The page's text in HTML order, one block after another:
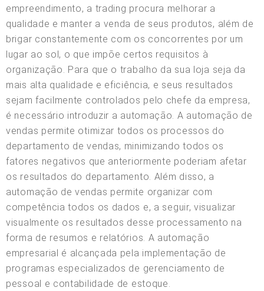
empreendimento, a trading procura melhorar a
qualidade e manter a venda de seus produtos, além de
brigar constantemente com os concorrentes por um
lugar ao sol, o que impõe certos requisitos à
organização. Para que o trabalho da sua loja seja da
mais alta qualidade e eficiência, e seus resultados
sejam facilmente controlados pelo chefe da empresa,
é necessário introduzir a automação. A automação de
vendas permite otimizar todos os processos do
departamento de vendas, minimizando todos os
fatores negativos que anteriormente poderiam afetar
os resultados do departamento. Além disso, a
automação de vendas permite organizar com
competência todos os dados e, a seguir, visualizar
visualmente os resultados desse processamento na
forma de resumos e relatórios. A automação
empresarial é alcançada pela implementação de
programas especializados de gerenciamento de
pessoal e contabilidade de estoque.